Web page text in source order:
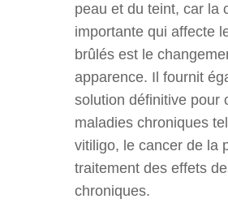
peau et du teint, car la
importante qui affecte
brûlés est le
apparence. Il fournit
solution définitive pour
maladies chroniques
vitiligo, le cancer de la
traitement des effets
chroniques.